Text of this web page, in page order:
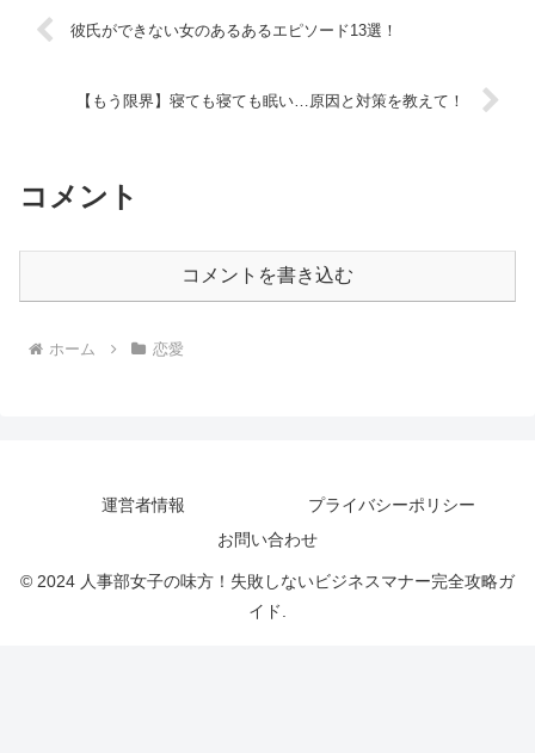
彼氏ができない女のあるあるエピソード13選！
【もう限界】寝ても寝ても眠い…原因と対策を教えて！
コメント
コメントを書き込む
ホーム 恋愛
運営者情報
プライバシーポリシー
お問い合わせ
© 2024 人事部女子の味方！失敗しないビジネスマナー完全攻略ガ
イド.